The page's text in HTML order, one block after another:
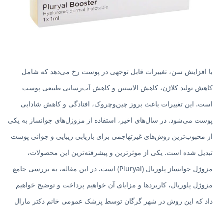
با افزایش سن، تغییرات قابل توجهی در پوست رخ می‌دهد که شامل
کاهش تولید کلاژن، کاهش الاستین و کاهش آب‌رسانی طبیعی پوست
است. این تغییرات باعث بروز چین‌وچروک، افتادگی و کاهش شادابی
پوست می‌شود. در سال‌های اخیر، استفاده از مزوژل‌های جوانساز به یکی
از محبوب‌ترین روش‌های غیرتهاجمی برای بازیابی زیبایی و جوانی پوست
تبدیل شده است. یکی از موثرترین و پیشرفته‌ترین این محصولات،
مزوژل جوانساز پلوریال (Pluryal) است. در این مقاله، به بررسی جامع
مزوژل پلوریال، کاربردها و مزایای آن خواهیم پرداخت و توضیح خواهیم
داد که این روش در شهر گرگان توسط پزشک عمومی خانم دکتر مارال